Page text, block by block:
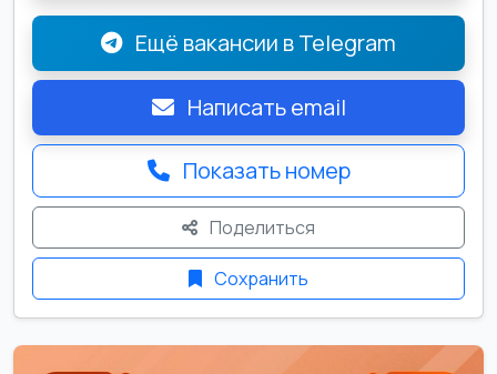
Ещё вакансии в Telegram
Написать email
Показать номер
Поделиться
Сохранить